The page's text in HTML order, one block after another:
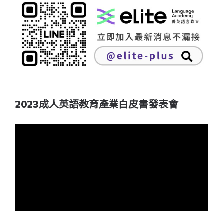
2023成人英語教育產業白皮書發表會